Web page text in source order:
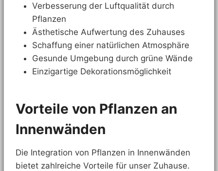
Verbesserung der Luftqualität durch
Pflanzen
Ästhetische Aufwertung des Zuhauses
Schaffung einer natürlichen Atmosphäre
Gesunde Umgebung durch grüne Wände
Einzigartige Dekorationsmöglichkeit
Vorteile von Pflanzen an
Innenwänden
Die Integration von Pflanzen in Innenwänden
bietet zahlreiche Vorteile für unser Zuhause.